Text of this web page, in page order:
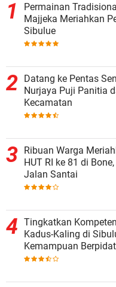
Permainan
Majjeka Meriahkan
Sibulue
Datang ke Pentas
Nurjaya Puji Panitia
Kecamatan
Ribuan Warga
HUT RI ke 81 di
Jalan Santai
Tingkatkan
Kadus-Kaling di
Kemampuan